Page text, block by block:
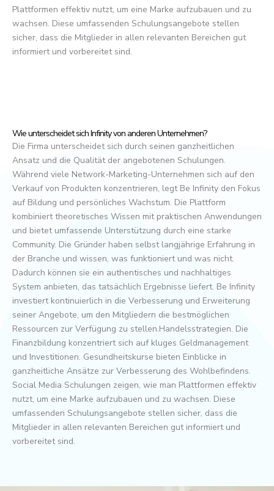
Plattformen effektiv nutzt, um eine Marke aufzubauen und zu
wachsen. Diese umfassenden Schulungsangebote stellen
sicher, dass die Mitglieder in allen relevanten Bereichen gut
informiert und vorbereitet sind.
Wie unterscheidet sich Infinity von anderen Unternehmen?
Die Firma unterscheidet sich durch seinen ganzheitlichen
Ansatz und die Qualität der angebotenen Schulungen.
Während viele Network-Marketing-Unternehmen sich auf den
Verkauf von Produkten konzentrieren, legt Be Infinity den Fokus
auf Bildung und persönliches Wachstum. Die Plattform
kombiniert theoretisches Wissen mit praktischen Anwendungen
und bietet umfassende Unterstützung durch eine starke
Community. Die Gründer haben selbst langjährige Erfahrung in
der Branche und wissen, was funktioniert und was nicht.
Dadurch können sie ein authentisches und nachhaltiges
System anbieten, das tatsächlich Ergebnisse liefert. Be Infinity
investiert kontinuierlich in die Verbesserung und Erweiterung
seiner Angebote, um den Mitgliedern die bestmöglichen
Ressourcen zur Verfügung zu stellen.Handelsstrategien. Die
Finanzbildung konzentriert sich auf kluges Geldmanagement
und Investitionen. Gesundheitskurse bieten Einblicke in
ganzheitliche Ansätze zur Verbesserung des Wohlbefindens.
Social Media Schulungen zeigen, wie man Plattformen effektiv
nutzt, um eine Marke aufzubauen und zu wachsen. Diese
umfassenden Schulungsangebote stellen sicher, dass die
Mitglieder in allen relevanten Bereichen gut informiert und
vorbereitet sind.